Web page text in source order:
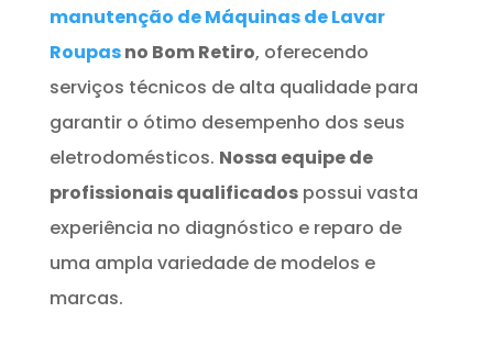
manutenção de Máquinas de Lavar
Roupasno Bom Retiro, oferecendo
serviços técnicos de alta qualidade para
garantir o ótimo desempenho dos seus
eletrodomésticos. Nossa equipe de
profissionais qualificadospossui vasta
experiência no diagnóstico e reparo de
uma ampla variedade de modelos e
marcas.